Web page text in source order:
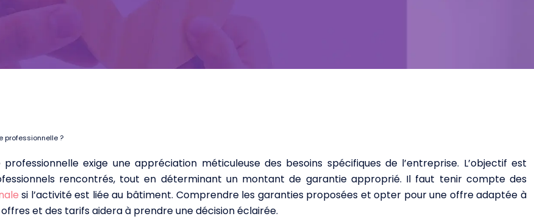
professionnelle ?
exige une appréciation méticuleuse des besoins spécifiques de l’entreprise. L’objectif est
rencontrés, tout en déterminant un montant de garantie approprié. Il faut tenir compte des
si l’activité est liée au bâtiment. Comprendre les garanties proposées et opter pour une offre adaptée à
et des tarifs aidera à prendre une décision éclairée.